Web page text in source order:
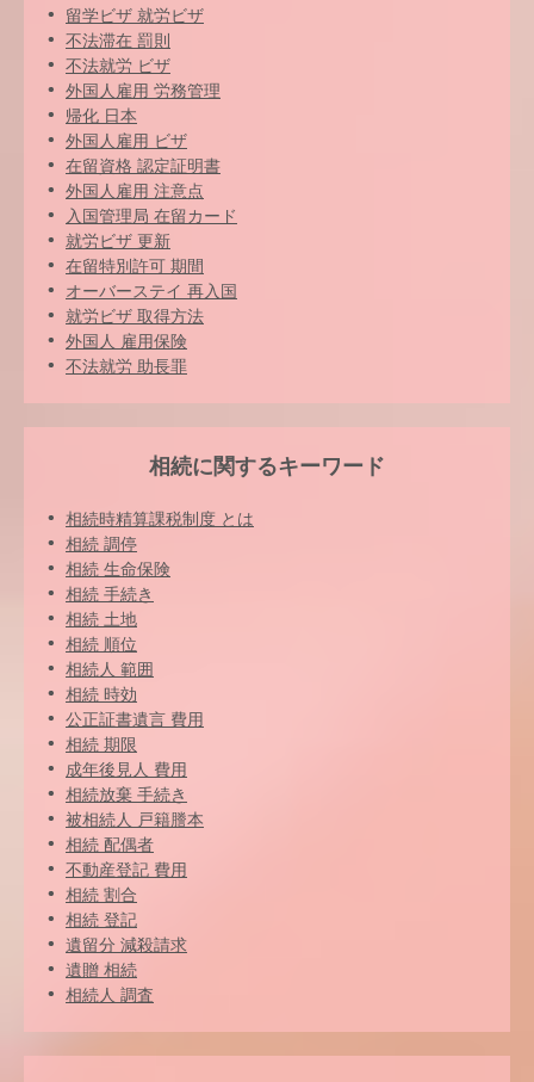
留学ビザ 就労ビザ
不法滞在 罰則
不法就労 ビザ
外国人雇用 労務管理
帰化 日本
外国人雇用 ビザ
在留資格 認定証明書
外国人雇用 注意点
入国管理局 在留カード
就労ビザ 更新
在留特別許可 期間
オーバーステイ 再入国
就労ビザ 取得方法
外国人 雇用保険
不法就労 助長罪
相続に関するキーワード
相続時精算課税制度 とは
相続 調停
相続 生命保険
相続 手続き
相続 土地
相続 順位
相続人 範囲
相続 時効
公正証書遺言 費用
相続 期限
成年後見人 費用
相続放棄 手続き
被相続人 戸籍謄本
相続 配偶者
不動産登記 費用
相続 割合
相続 登記
遺留分 減殺請求
遺贈 相続
相続人 調査